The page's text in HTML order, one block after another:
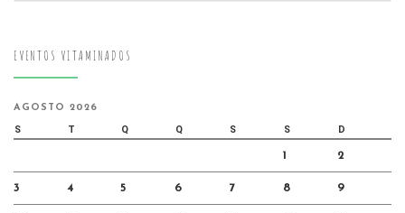
EVENTOS VITAMINADOS
AGOSTO 2026
S T Q Q S S D
1 2
3 4 5 6 7 8 9